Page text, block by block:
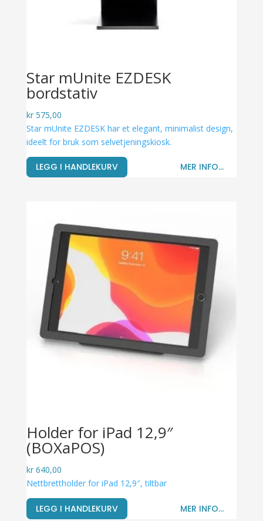
Star mUnite EZDESK
bordstativ
kr575,00
Star mUnite EZDESK har et elegant, minimalist design,
ideelt for bruk som selvetjeningskiosk.
LEGG I HANDLEKURV MER INFO...
Holder for iPad 12,9″
(BOXaPOS)
kr640,00
Nettbrettholder for iPad 12,9″, tiltbar
LEGG I HANDLEKURV MER INFO...